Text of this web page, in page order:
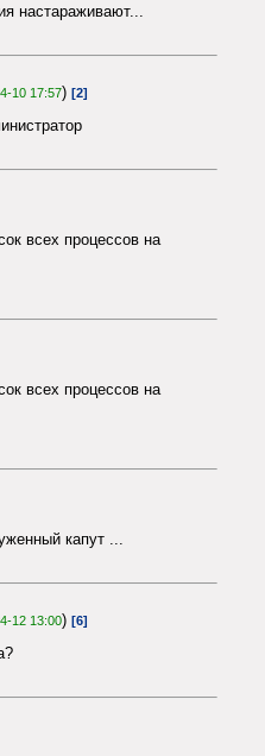
настараживают...
10 17:57) [2]
всех процессов на
всех процессов на
капут ...
12 13:00) [6]